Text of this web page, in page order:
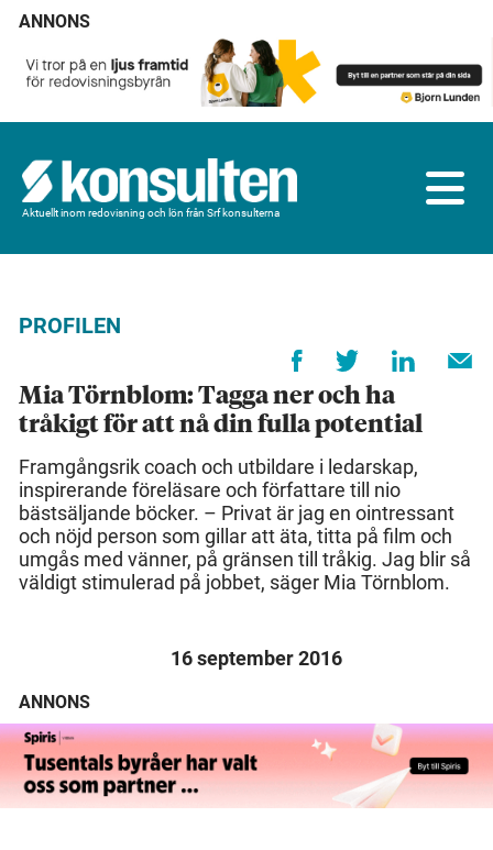
ANNONS
Aktuellt inom redovisning och lön från Srf konsulterna
PROFILEN
Mia Törnblom: Tagga ner och ha
tråkigt för att nå din fulla potential
Framgångsrik coach och utbildare i ledarskap,
inspirerande föreläsare och författare till nio
bästsäljande böcker. – Privat är jag en ointressant
och nöjd person som gillar att äta, titta på film och
umgås med vänner, på gränsen till tråkig. Jag blir så
väldigt stimulerad på jobbet, säger Mia Törnblom.
16 september 2016
ANNONS